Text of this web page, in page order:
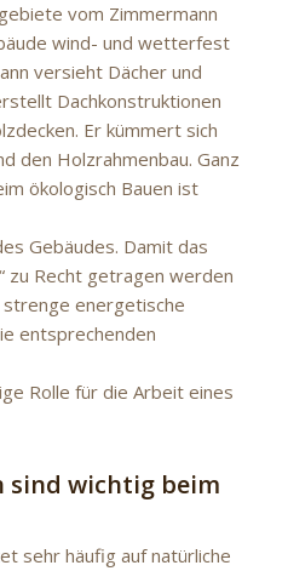
vom Zimmermann
wind- und wetterfest
versieht Dächer und
Dachkonstruktionen
Er kümmert sich
den Holzrahmenbau. Ganz
ökologisch Bauen ist
Gebäudes. Damit das
zu Recht getragen werden
strenge energetische
entsprechenden
Rolle für die Arbeit eines
sind wichtig beim
sehr häufig auf natürliche